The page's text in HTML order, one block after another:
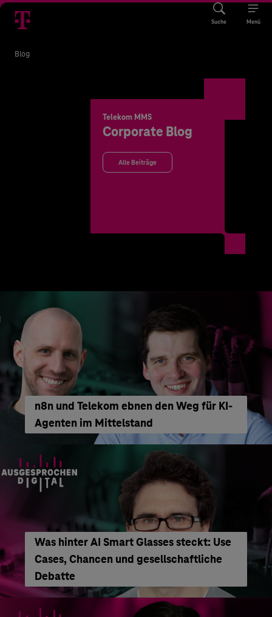
Suche Menü
Blog
Telekom MMS
Corporate Blog
Alle Beiträge
n8n und Telekom ebnen den Weg für KI-
Agenten im Mittelstand
Was hinter AI Smart Glasses steckt: Use
Cases, Chancen und gesellschaftliche
Debatte